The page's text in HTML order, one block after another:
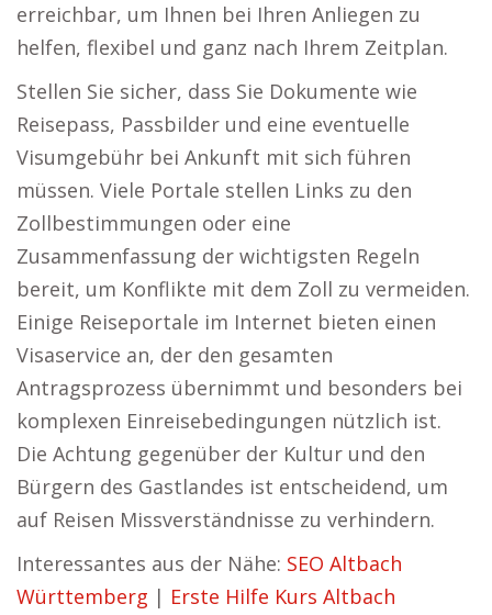
erreichbar, um Ihnen bei Ihren Anliegen zu
helfen, flexibel und ganz nach Ihrem Zeitplan.
Stellen Sie sicher, dass Sie Dokumente wie
Reisepass, Passbilder und eine eventuelle
Visumgebühr bei Ankunft mit sich führen
müssen. Viele Portale stellen Links zu den
Zollbestimmungen oder eine
Zusammenfassung der wichtigsten Regeln
bereit, um Konflikte mit dem Zoll zu vermeiden.
Einige Reiseportale im Internet bieten einen
Visaservice an, der den gesamten
Antragsprozess übernimmt und besonders bei
komplexen Einreisebedingungen nützlich ist.
Die Achtung gegenüber der Kultur und den
Bürgern des Gastlandes ist entscheidend, um
auf Reisen Missverständnisse zu verhindern.
Interessantes aus der Nähe: SEO Altbach
Württemberg | Erste Hilfe Kurs Altbach